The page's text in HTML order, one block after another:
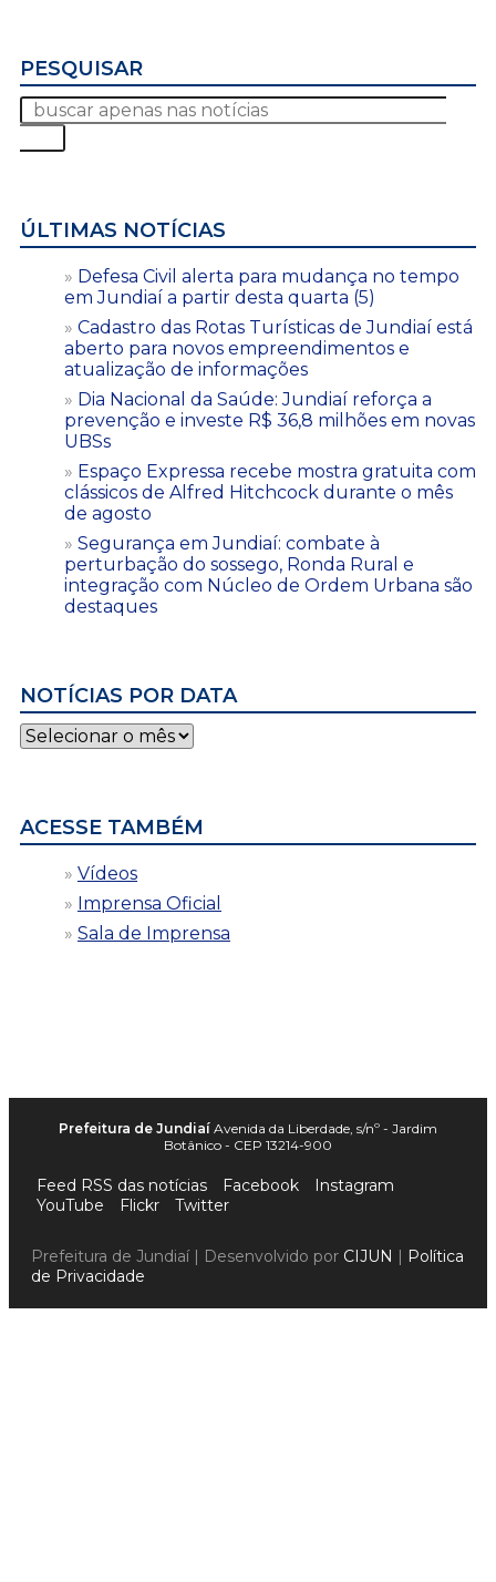
PESQUISAR
ÚLTIMAS NOTÍCIAS
Defesa Civil alerta para mudança no tempo
em Jundiaí a partir desta quarta (5)
Cadastro das Rotas Turísticas de Jundiaí está
aberto para novos empreendimentos e
atualização de informações
Dia Nacional da Saúde: Jundiaí reforça a
prevenção e investe R$ 36,8 milhões em novas
UBSs
Espaço Expressa recebe mostra gratuita com
clássicos de Alfred Hitchcock durante o mês
de agosto
Segurança em Jundiaí: combate à
perturbação do sossego, Ronda Rural e
integração com Núcleo de Ordem Urbana são
destaques
NOTÍCIAS POR DATA
Notícias
por
ACESSE TAMBÉM
Vídeos
Imprensa Oficial
Sala de Imprensa
Prefeitura de Jundiaí Avenida da Liberdade, s/nº - Jardim
Botânico - CEP 13214-900
Feed RSS das notícias Facebook
Instagram
YouTube
Flickr Twitter
Prefeitura de Jundiaí | Desenvolvido por CIJUN
Política
de Privacidade